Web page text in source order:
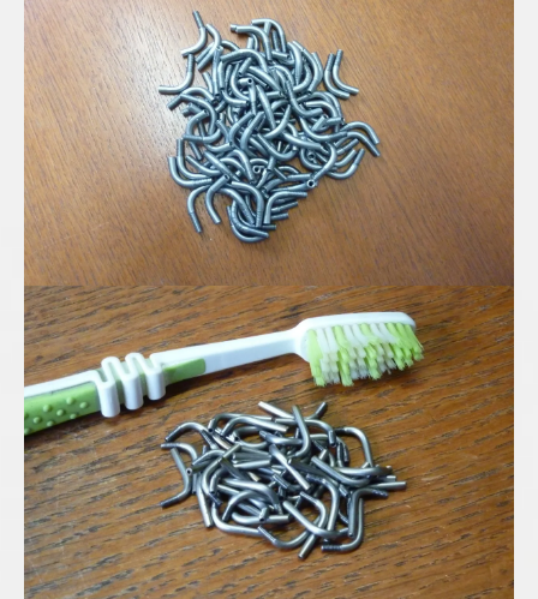
Edelstahl Mikro-Rohrbögen